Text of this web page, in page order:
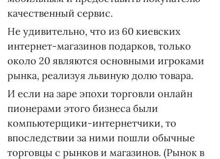
качественный сервис.
Не удивительно, что из 60 киевских
интернет-магазинов подарков, только
около 20 являются основными игроками
рынка, реализуя львиную долю товара.
И если на заре эпохи торговли онлайн
пионерами этого бизнеса были
компьютерщики-интернетчики, то
впоследствии за ними пошли обычные
торговцы с рынков и магазинов. (Рынок в